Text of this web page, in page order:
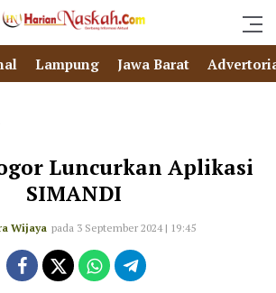
Lampung Jawa Barat
Luncurkan Aplikasi
SIMANDI
Wijaya pada 3 September 2024 | 19:45